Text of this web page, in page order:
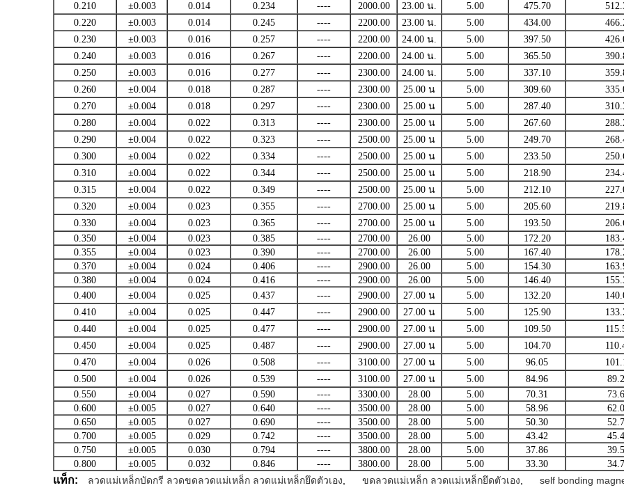
0.210
±0.003 0.014 0.234 ---- 2000.00 23.00 น. 5.00 475.70
0.220
±0.003 0.014 0.245 ---- 2200.00 23.00 น. 5.00 434.00
0.230
±0.003 0.016 0.257 ---- 2200.00 24.00 น. 5.00 397.50
0.240
±0.003 0.016 0.267 ---- 2200.00 24.00 น. 5.00 365.50
0.250
±0.003 0.016 0.277 ---- 2300.00 24.00 น. 5.00 337.10
0.260
±0.004 0.018 0.287 ---- 2300.00 25.00 น 5.00 309.60
0.270
±0.004 0.018 0.297 ---- 2300.00 25.00 น 5.00 287.40
0.280
±0.004 0.022 0.313 ---- 2300.00 25.00 น 5.00 267.60
0.290
±0.004 0.022 0.323 ---- 2500.00 25.00 น 5.00 249.70
0.300
±0.004 0.022 0.334 ---- 2500.00 25.00 น 5.00 233.50
0.310
±0.004 0.022 0.344 ---- 2500.00 25.00 น 5.00 218.90
0.315
±0.004 0.022 0.349 ---- 2500.00 25.00 น 5.00 212.10
0.320
±0.004 0.023 0.355 ---- 2700.00 25.00 น 5.00 205.60
0.330
±0.004 0.023 0.365 ---- 2700.00 25.00 น 5.00 193.50
0.350
±0.004 0.023 0.385 ---- 2700.00 26.00 5.00 172.20
0.355
±0.004 0.023 0.390 ---- 2700.00 26.00 5.00 167.40
0.370
±0.004 0.024 0.406 ---- 2900.00 26.00 5.00 154.30
0.380
±0.004 0.024 0.416 ---- 2900.00 26.00 5.00 146.40
0.400
±0.004 0.025 0.437 ---- 2900.00 27.00 น 5.00 132.20
0.410
±0.004 0.025 0.447 ---- 2900.00 27.00 น 5.00 125.90
0.440
±0.004 0.025 0.477 ---- 2900.00 27.00 น 5.00 109.50
0.450
±0.004 0.025 0.487 ---- 2900.00 27.00 น 5.00 104.70
0.470
±0.004 0.026 0.508 ---- 3100.00 27.00 น 5.00 96.05
0.500
±0.004 0.026 0.539 ---- 3100.00 27.00 น 5.00 84.96
0.550
±0.004 0.027 0.590 ---- 3300.00 28.00 5.00 70.31
0.600
±0.005 0.027 0.640 ---- 3500.00 28.00 5.00 58.96
0.650
±0.005 0.027 0.690 ---- 3500.00 28.00 5.00 50.30
0.700
±0.005 0.029 0.742 ---- 3500.00 28.00 5.00 43.42
0.750
±0.005 0.030 0.794 ---- 3800.00 28.00 5.00 37.86
0.800
±0.005 0.032 0.846 ---- 3800.00 28.00 5.00 33.30
แท็ก: ลวดแม่เหล็กบัดกรี ลวดขดลวดแม่เหล็ก ลวดแม่เหล็กยึดตัวเอง ขดลวดแม่เหล็ก ลวดแม่เหล็กยึดตัวเอง self bonding